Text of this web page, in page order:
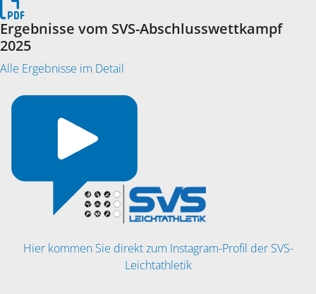
Ergebnisse vom SVS-Abschlusswettkampf
2025
Alle Ergebnisse im Detail
Hier kommen Sie direkt zum Instagram-Profil der SVS-
Leichtathletik